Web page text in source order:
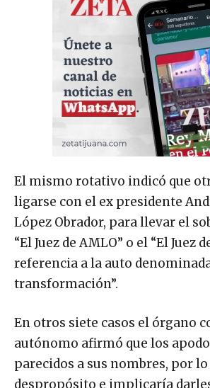
El mismo rotativo indicó que
ligarse con el ex presidente
López Obrador, para llevar el
“El Juez de AMLO” o el “El Juez
referencia a la auto
transformación”.
En otros siete casos el órgano
autónomo afirmó que los
parecidos a sus nombres, por
despropósito e implicaría